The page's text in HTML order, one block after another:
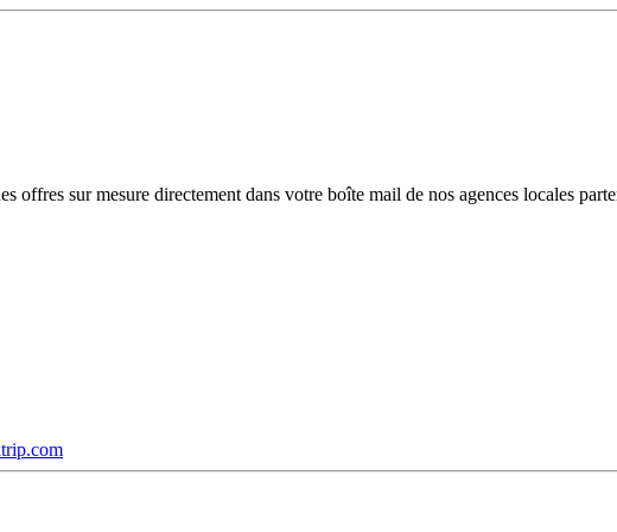
offres sur mesure directement dans votre boîte mail de nos agences locales